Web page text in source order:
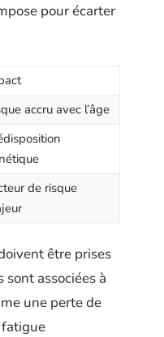
pour écarter
accru avec l’âge
de risque
être prises
associées à
une perte de